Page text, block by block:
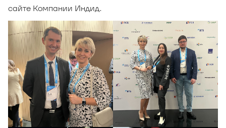
сайте Компании Индид.